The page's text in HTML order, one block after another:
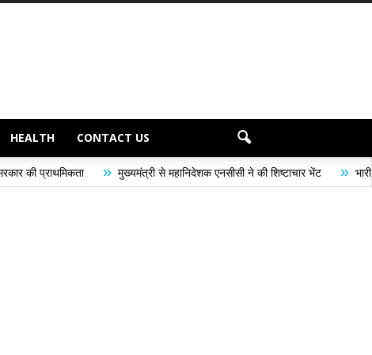
HEALTH CONTACT US
» मुख्यमंत्री से महानिदेशक एनसीसी ने की शिष्टाचार भेंट » भारी से बहुत भारी वर्षा